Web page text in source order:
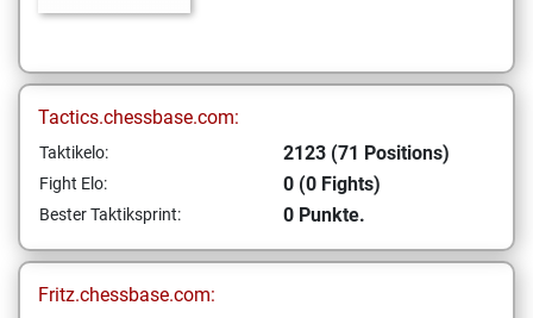
Tactics.chessbase.com:
Taktikelo: 2123 (71 Positions)
Fight Elo: 0 (0 Fights)
Bester Taktiksprint: 0 Punkte.
Fritz.chessbase.com: